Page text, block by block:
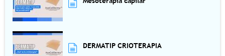
DERMATIP CRIOTERAPIA